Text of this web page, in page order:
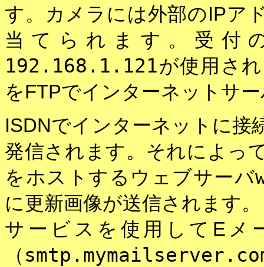
す。カメラには外部のIPア
当てられます。受付
192.168.1.121が使用さ
をFTPでインターネットサ
ISDNでインターネットに接
発信されます。それによっ
をホストするウェブサーバ
に更新画像が送信されます
サービスを使用してEメ
（